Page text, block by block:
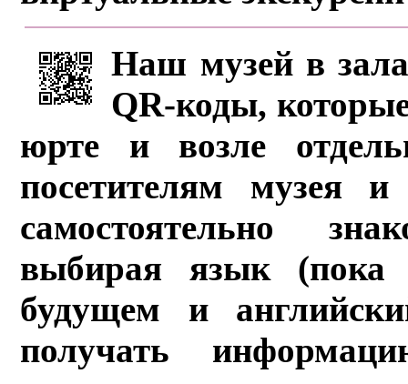
Наш музей в
QR-коды,
юрте и возле
посетителям музея и
самостоятельно
выбирая язык (пока
будущем и
получать